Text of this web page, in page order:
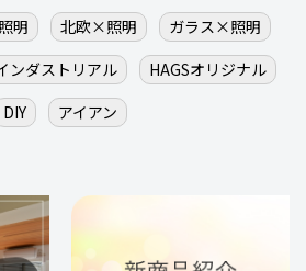
明
北欧×照明
ガラス×照明
ンダストリアル
HAGSオリジナル
DIY
アイアン